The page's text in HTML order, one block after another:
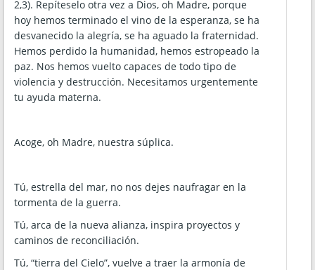
2,3). Repíteselo otra vez a Dios, oh Madre, porque
hoy hemos terminado el vino de la esperanza, se ha
desvanecido la alegría, se ha aguado la fraternidad.
Hemos perdido la humanidad, hemos estropeado la
paz. Nos hemos vuelto capaces de todo tipo de
violencia y destrucción. Necesitamos urgentemente
tu ayuda materna.
Acoge, oh Madre, nuestra súplica.
Tú, estrella del mar, no nos dejes naufragar en la
tormenta de la guerra.
Tú, arca de la nueva alianza, inspira proyectos y
caminos de reconciliación.
Tú, “tierra del Cielo”, vuelve a traer la armonía de